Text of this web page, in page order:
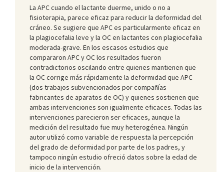
La APC cuando el lactante duerme, unido o no a
fisioterapia, parece eficaz para reducir la deformidad del
cráneo. Se sugiere que APC es particularmente eficaz en
la plagiocefalia leve y la OC en lactantes con plagiocefalia
moderada-grave. En los escasos estudios que
compararon APC y OC los resultados fueron
contradictorios oscilando entre quienes mantienen que
la OC corrige más rápidamente la deformidad que APC
(dos trabajos subvencionados por compañías
fabricantes de aparatos de OC) y quienes sostienen que
ambas intervenciones son igualmente eficaces. Todas las
intervenciones parecieron ser eficaces, aunque la
medición del resultado fue muy heterogénea. Ningún
autor utilizó como variable de respuesta la percepción
del grado de deformidad por parte de los padres, y
tampoco ningún estudio ofreció datos sobre la edad de
inicio de la intervención.